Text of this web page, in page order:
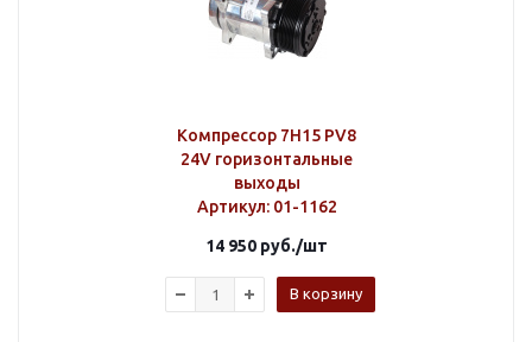
Компрессор 7H15 PV8
24V горизонтальные
выходы
Артикул: 01-1162
14 950 руб./шт
В корзину